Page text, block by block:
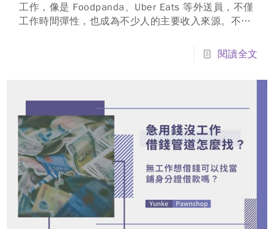
工作，像是 Foodpanda、Uber Eats 等外送員，不僅
工作時間彈性，也成為不少人的主要收入來源。不
保資料，因此在申請貸款時，常會遇到銀行審核較嚴
格、過件率不穩定等問題。其實，外送員並非完全不
閱讀全文